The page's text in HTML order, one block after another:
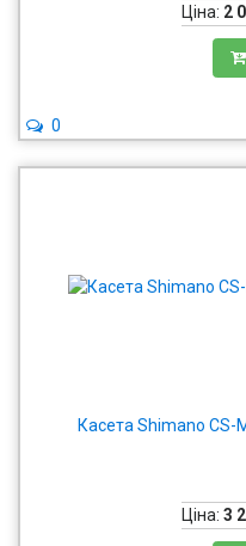
Ціна: 2
0
Касета Shimano CS-
Ціна: 3